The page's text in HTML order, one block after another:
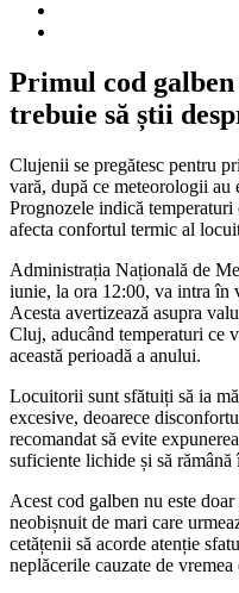
Primul cod
trebuie să știi
Clujenii se pregătesc pentru
vară, după ce meteorologii
Prognozele indică temperaturi
afecta confortul termic al
Administrația Națională de
iunie, la ora 12:00, va intra în
Acesta avertizează asupra
Cluj, aducând temperaturi ce
această perioadă a anului.
Locuitorii sunt sfătuiți să ia
excesive, deoarece
recomandat să evite
suficiente lichide și să
Acest cod galben nu este
neobișnuit de mari care
cetățenii să acorde atenție
neplăcerile cauzate de